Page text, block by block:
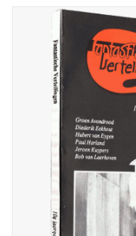
Rare Dingetjes-reeks
Bemoste Beeld-